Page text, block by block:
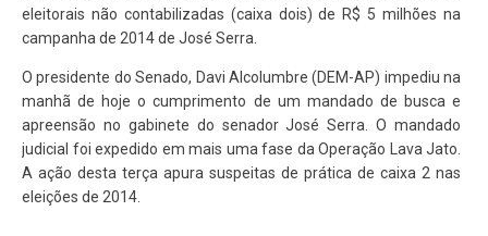
eleitorais não contabilizadas (caixa dois) de R$ 5 milhões na
campanha de 2014 de José Serra.
O presidente do Senado, Davi Alcolumbre (DEM-AP) impediu na
manhã de hoje o cumprimento de um mandado de busca e
apreensão no gabinete do senador José Serra. O mandado
judicial foi expedido em mais uma fase da Operação Lava Jato.
A ação desta terça apura suspeitas de prática de caixa 2 nas
eleições de 2014.